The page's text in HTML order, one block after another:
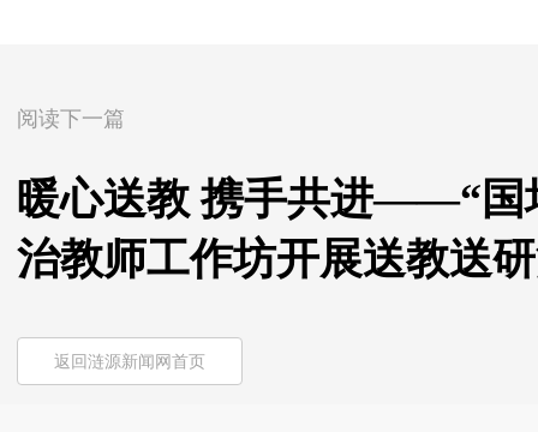
阅读下一篇
暖心送教 携手共进——“国
治教师工作坊开展送教送
返回涟源新闻网首页